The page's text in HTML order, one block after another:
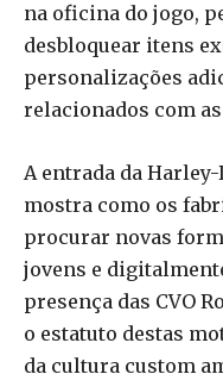
na oficina do jogo,
desbloquear itens
personalizações
relacionados com
A entrada da
mostra como os
procurar novas
jovens e
presença das CVO
o estatuto destas
da cultura custom